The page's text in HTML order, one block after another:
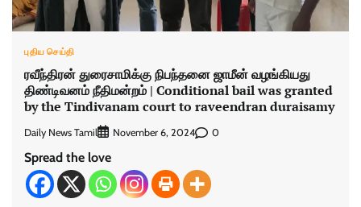
புதிய செய்தி
ரவீந்திரன் துரைசாமிக்கு நிபந்தனை ஜாமீன் வழங்கியது
திண்டிவனம் நீதிமன்றம் | Conditional bail was granted
by the Tindivanam court to raveendran duraisamy
Daily News Tamil November 6, 2024 0
Spread the love